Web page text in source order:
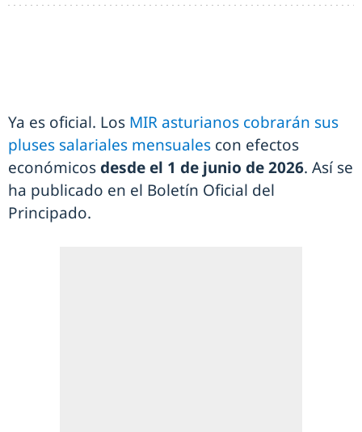
Ya es oficial. Los MIR asturianos cobrarán sus
pluses salariales mensuales con efectos
económicos desde el 1 de junio de 2026. Así se
ha publicado en el Boletín Oficial del
Principado.